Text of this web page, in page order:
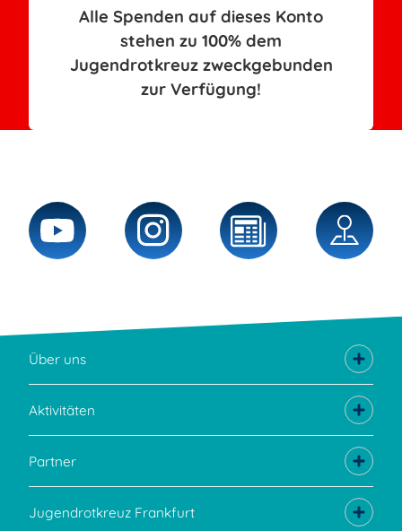
Alle Spenden auf dieses Konto
stehen zu 100% dem
Jugendrotkreuz zweckgebunden
zur Verfügung!
Über uns
Aktivitäten
Partner
Jugendrotkreuz Frankfurt